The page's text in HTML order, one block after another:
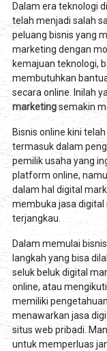
Dalam era teknologi
telah menjadi salah
peluang bisnis yang
marketing dengan
kemajuan teknologi,
membutuhkan
secara online. Inilah
marketingsemakin
Bisnis online kini
termasuk dalam
pemilik usaha yang
platform online,
dalam hal digital
membuka jasa
terjangkau.
Dalam memulai
langkah yang bisa
seluk beluk digital
online, atau
memiliki
menawarkan jasa
situs web pribadi.
untuk memperluas